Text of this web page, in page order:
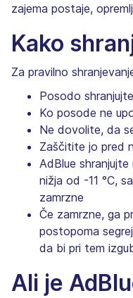
zajema postaje,
Kako
Za pravilno
Posodo
Ko posode ne
Ne dovolite, da
Zaščitite jo pred
AdBlue
nižja od -11 °C,
zamrzne
Če zamrzne, ga
postopoma
da bi pri tem
Ali je